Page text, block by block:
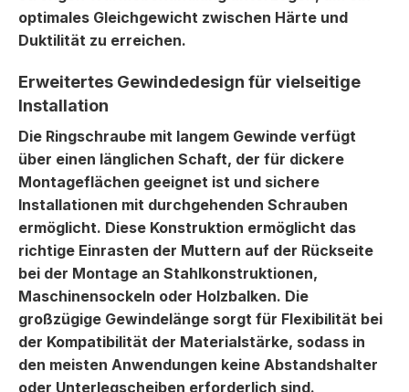
optimales Gleichgewicht zwischen Härte und
Duktilität zu erreichen.
Erweitertes Gewindedesign für vielseitige
Installation
Die Ringschraube mit langem Gewinde verfügt
über einen länglichen Schaft, der für dickere
Montageflächen geeignet ist und sichere
Installationen mit durchgehenden Schrauben
ermöglicht. Diese Konstruktion ermöglicht das
richtige Einrasten der Muttern auf der Rückseite
bei der Montage an Stahlkonstruktionen,
Maschinensockeln oder Holzbalken. Die
großzügige Gewindelänge sorgt für Flexibilität bei
der Kompatibilität der Materialstärke, sodass in
den meisten Anwendungen keine Abstandshalter
oder Unterlegscheiben erforderlich sind.